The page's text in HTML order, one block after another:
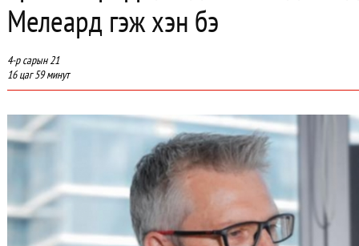
Мелеард гэж хэн бэ
4-р сарын 21
16 цаг 59 минут